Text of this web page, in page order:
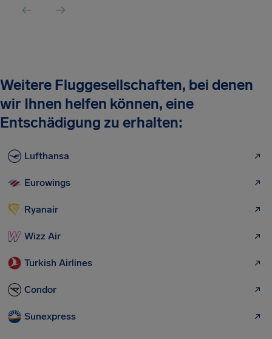
Weitere Fluggesellschaften, bei denen
wir Ihnen helfen können, eine
Entschädigung zu erhalten:
Lufthansa
Eurowings
Ryanair
Wizz Air
Turkish Airlines
Condor
Sunexpress